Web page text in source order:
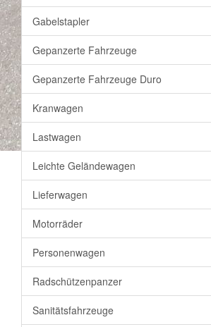
Gabelstapler
Gepanzerte Fahrzeuge
Gepanzerte Fahrzeuge Duro
Kranwagen
Lastwagen
Leichte Geländewagen
Lieferwagen
Motorräder
Personenwagen
Radschützenpanzer
Sanitätsfahrzeuge